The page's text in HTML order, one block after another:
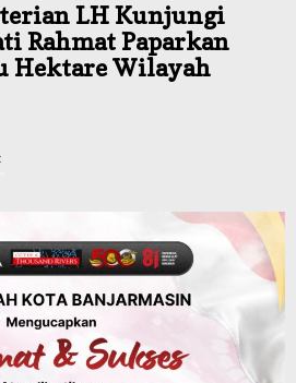
LH Kunjungi
Rahmat Paparkan
Hektare Wilayah
Porprov dan
Indoor 2027